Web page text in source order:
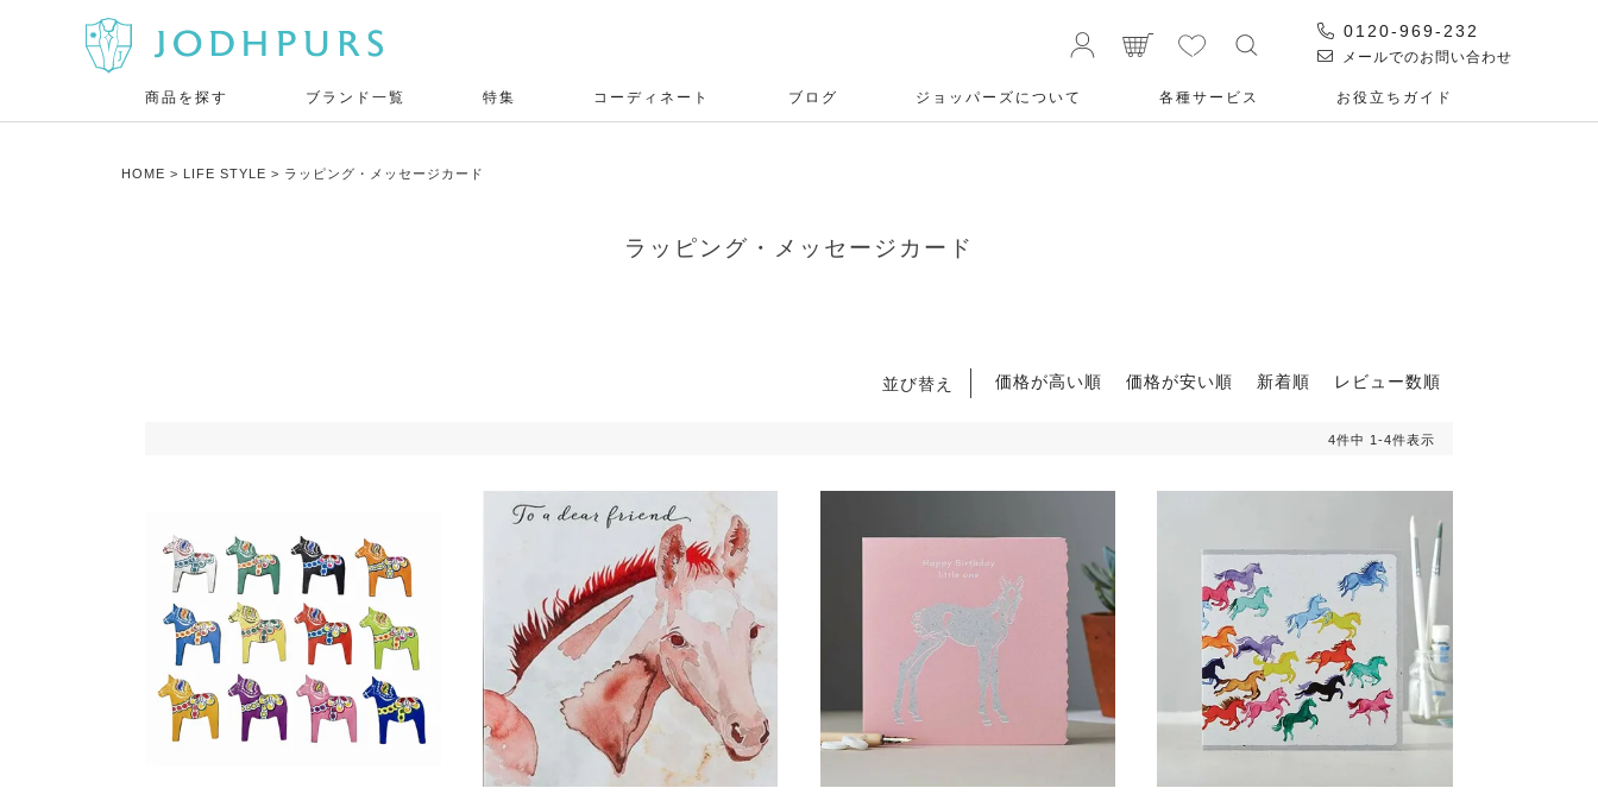
0120-969-232
メールでのお問い合わせ
商品を探す ブランド一覧 特集 コーディネート ブログ ジョッパーズについて 各種サービス お役⽴ちガイド
HOME LIFE STYLE ラッピング・メッセージカード
ラッピング・メッセージカード
並び替え 価格が高い順 価格が安い順 新着順 レビュー数順
4件中 1 -4件表示